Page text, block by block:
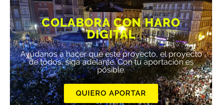
COLABORA CON HARO
DIGITAL
Ayúdanos a hacer que este proyecto, el proyecto
de todos, siga adelante. Con tu aportación es
posible.
QUIERO APORTAR